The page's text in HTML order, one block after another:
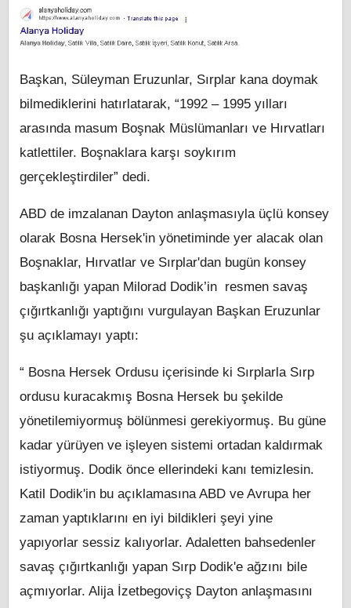
Başkan, Süleyman Eruzunlar, Sırplar kana doymak
bilmediklerini hatırlatarak, “1992 – 1995 yılları
arasında masum Boşnak Müslümanları ve Hırvatları
katlettiler. Boşnaklara karşı soykırım
gerçekleştirdiler” dedi.
ABD de imzalanan Dayton anlaşmasıyla üçlü konsey
olarak Bosna Hersek'in yönetiminde yer alacak olan
Boşnaklar, Hırvatlar ve Sırplar'dan bugün konsey
başkanlığı yapan Milorad Dodik’in resmen savaş
çığırtkanlığı yaptığını vurgulayan Başkan Eruzunlar
şu açıklamayı yaptı:
“ Bosna Hersek Ordusu içerisinde ki Sırplarla Sırp
ordusu kuracakmış Bosna Hersek bu şekilde
yönetilemiyormuş bölünmesi gerekiyormuş. Bu güne
kadar yürüyen ve işleyen sistemi ortadan kaldırmak
istiyormuş. Dodik önce ellerindeki kanı temizlesin.
Katil Dodik'in bu açıklamasına ABD ve Avrupa her
zaman yaptıklarını en iyi bildikleri şeyi yine
yapıyorlar sessiz kalıyorlar. Adaletten bahsedenler
savaş çığırtkanlığı yapan Sırp Dodik'e ağzını bile
açmıyorlar. Alija İzetbegoviçş Dayton anlaşmasını